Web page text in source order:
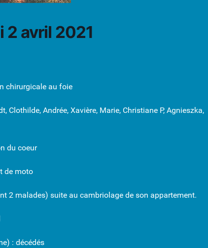
avril 2021
chirurgicale au foie
Clothilde, Andrée, Xavière, Marie, Christiane P, Agnieszka,
du coeur
de moto
2 malades) suite au cambriolage de son appartement.
: décédés